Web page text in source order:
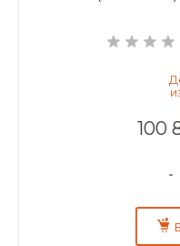
100
-